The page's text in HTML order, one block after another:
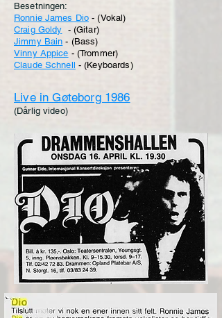
Besetningen:
Ronnie James Dio - (Vokal)
Craig Goldy - (Gitar)
Jimmy Bain - (Bass)
Vinny Appice - (Trommer)
Claude Schnell - (Keyboards)
Live in Gøteborg 1986
(Dårlig video)